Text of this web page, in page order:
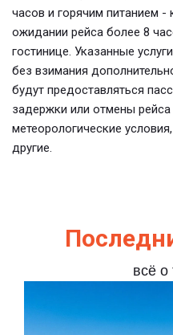
часов и горячим питанием
ожидании рейса более 8
гостинице. Указанные
без взимания
будут предоставляться
задержки или отмены
метеорологические
другие.
всё о